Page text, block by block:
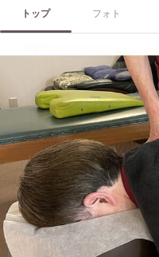
トップ フォト